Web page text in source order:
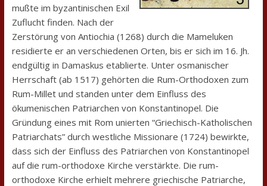
mußte im byzantinischen Exil
Zuflucht finden. Nach der
Zerstörung von Antiochia (1268) durch die Mameluken
residierte er an verschiedenen Orten, bis er sich im 16. Jh.
endgültig in Damaskus etablierte. Unter osmanischer
Herrschaft (ab 1517) gehörten die Rum-Orthodoxen zum
Rum-Millet und standen unter dem Einfluss des
ökumenischen Patriarchen von Konstantinopel. Die
Gründung eines mit Rom unierten “Griechisch-Katholischen
Patriarchats” durch westliche Missionare (1724) bewirkte,
dass sich der Einfluss des Patriarchen von Konstantinopel
auf die rum-orthodoxe Kirche verstärkte. Die rum-
orthodoxe Kirche erhielt mehrere griechische Patriarche,